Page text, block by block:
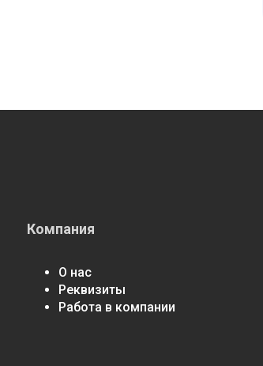
Компания
О нас
Реквизиты
Работа в компании